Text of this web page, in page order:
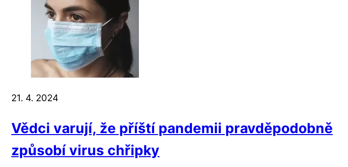
21. 4. 2024
Vědci varují, že příští pandemii pravděpodobně
způsobí virus chřipky